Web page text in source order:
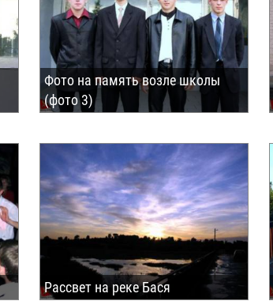
Фото на память возле школы
(фото 3)
Рассвет на реке Бася